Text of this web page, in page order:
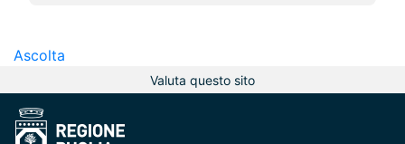
Ascolta
Valuta questo sito